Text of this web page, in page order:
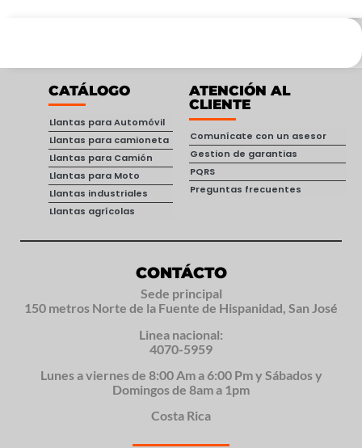
CATÁLOGO
Llantas para Automóvil
Llantas para camioneta
Llantas para Camión
Llantas para Moto
Llantas industriales
Llantas agrícolas
ATENCIÓN AL
CLIENTE
Comunícate con un asesor
Gestion de garantias
PQRS
Preguntas frecuentes
CONTÁCTO
Sede principal
150 metros Norte de la Fuente de Hispanidad, San José
Linea nacional:
4070-5959
Lunes a viernes de 8:00 Am a 6:00 Pm y Sábados y
Domingos de 8am a 1pm
Costa Rica